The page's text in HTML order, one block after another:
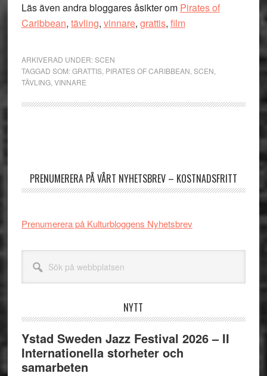
Läs även andra bloggares åsikter om Pirates of
Caribbean, tävling, vinnare, grattis, film
ARKIVERAD UNDER:SCEN
TAGGAD SOM:GRATTIS, PIRATES OF CARIBBEAN SCEN
TÄVLING, VINNARE
PRENUMERERA PÅ VÅRT NYHETSBREV – KOSTNADSFRITT
Prenumerera på Kulturbloggens Nyhetsbrev
webbplatsen
NYTT
Ystad Sweden Jazz Festival 2026 – II
Internationella storheter och
samarbeten